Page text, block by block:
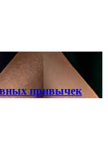
привычек